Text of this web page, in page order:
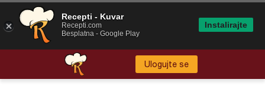
Ulogujte se
Recepti - Kuvar
Recepti.com
Besplatna - Google Play
Instalirajte